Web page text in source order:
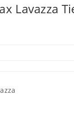
Lavazza